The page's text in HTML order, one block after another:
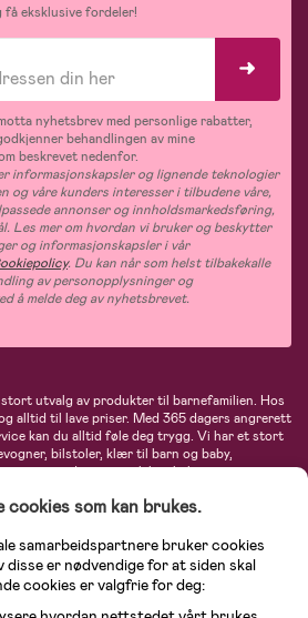
eksklusive fordeler!
nyhetsbrev med personlige rabatter,
behandlingen av mine
beskrevet nedenfor.
informasjonskapsler og lignende teknologier
og våre kunders interesser i tilbudene våre,
annonser og innholdsmarkedsføring,
Les mer om hvordan vi bruker og beskytter
og informasjonskapsler i vår
. Du kan når som helst tilbakekalle
av personopplysninger og
å melde deg av nyhetsbrevet.
utvalg av produkter til barnefamilien. Hos
alltid til lave priser. Med 365 dagers angrerett
kan du alltid føle deg trygg. Vi har et stort
bilstoler, klær til barn og baby,
inspirerende interiør, leker, babyustyr og mye
Didriksons, KidKraft, Ergobaby, Philips
baby!
cookies som kan brukes.
samarbeidspartnere bruker cookies
disse er nødvendige for at siden skal
cookies er valgfrie for deg: